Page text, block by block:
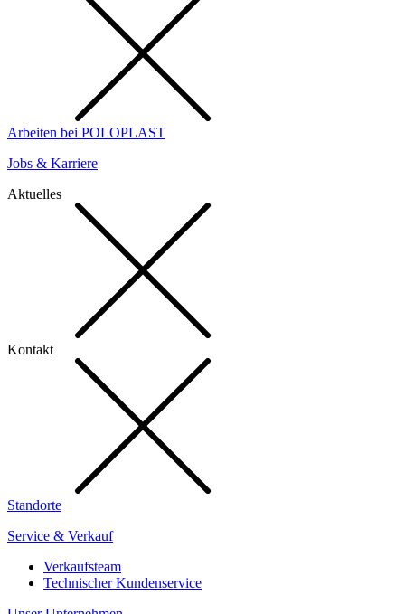
Arbeiten bei POLOPLAST
Jobs & Karriere
Aktuelles
Kontakt
Standorte
Service & Verkauf
Verkaufsteam
Technischer Kundenservice